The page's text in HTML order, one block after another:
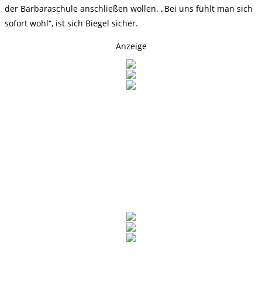
der Barbaraschule anschließen wollen. „Bei uns fühlt man sich
sofort wohl“, ist sich Biegel sicher.
Anzeige